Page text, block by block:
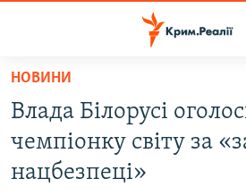
Перейти
основного
матеріалу
Перейти
до
ВОДА.КРИМ
ВІДЕО ТА ФОТО
НОВИНИ
Влада Білорусі
чемпіонку світу за
нацбезпеці»